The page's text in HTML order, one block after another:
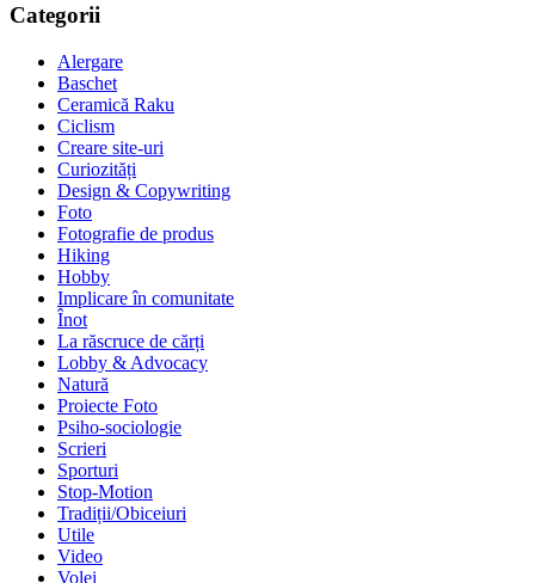
Categorii
Alergare
Baschet
Ceramică Raku
Ciclism
Creare site-uri
Curiozități
Design & Copywriting
Foto
Fotografie de produs
Hiking
Hobby
Implicare în comunitate
Înot
La răscruce de cărți
Lobby & Advocacy
Natură
Proiecte Foto
Psiho-sociologie
Scrieri
Sporturi
Stop-Motion
Tradiții/Obiceiuri
Utile
Video
Volei